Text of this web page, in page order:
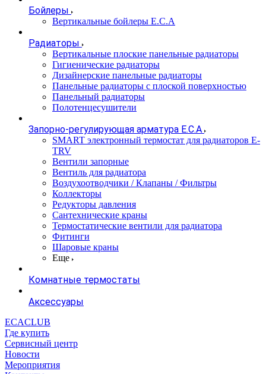
Бойлеры
Вертикальные бойлеры E.C.A
Радиаторы
Вертикальные плоские панельные радиаторы
Гигиенические радиаторы
Дизайнерские панельные радиаторы
Панельные радиаторы с плоской поверхностью
Панельный радиаторы
Полотенцесушители
Запорно-регулирующая арматура E.C.A
SMART электронный термостат для радиаторов E-
TRV
Вентили запорные
Вентиль для радиатора
Воздухоотводчики / Клапаны / Фильтры
Коллекторы
Редукторы давления
Сантехнические краны
Термостатические вентили для радиатора
Фитинги
Шаровые краны
Еще
Комнатные термостаты
Аксессуары
ECACLUB
Где купить
Сервисный центр
Новости
Мероприятия